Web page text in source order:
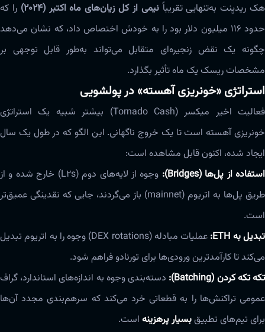
هک ریدیِنت به‌تنهایی تقریباًنیمی از کل زیان‌های ماه اکتبر (۲۰۲۴)
را که
حدود ۱۱۶ میلیون دلار بود را به خودش اختصاص داد، که نشان می‌دهد
چگونه یک نقض زنجیره‌ای متقابل می‌تواند به‌طور قابل توجهی بر
مشخصات ریسک یک ماه تأثیر بگذارد.
استراتژی «خونریزی آهسته» در پولشویی
فعالیت اخیر میکسر (Tornado Cash) بیشتر شبیه یک استراتژی
خونریزی آهسته است تا یک خروج ناگهانی. این الگو که در طول یک سال
ایجاد شده، اکنون قابل مشاهده است:
استفاده از پل‌ها (Bridges):
وجوه از لایه‌های دوم (L2s) خارج شده و از
طریق پل‌ها به اتریوم (mainnet) باز می‌گردند، جایی که نقدینگی عمیق‌تر
است.
تبدیل به ETH:
عملیات مبادله (DEX rotations) وجوه را به اتریوم تبدیل
می‌کند تا کارآمدترین ورودی‌ها برای تورنادو فراهم شود.
تکه تکه کردن (Batching):
دسته‌بندی وجوه به اندازه‌های استاندارد، گراف
عمومی تراکنش‌ها را به قطعاتی خرد می‌کند که سرهم‌بندی مجدد آن‌ها
برای تیم‌های تطبیقبسیار پرهزینه است.